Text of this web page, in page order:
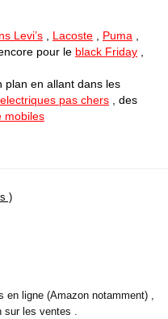
Levi’s Lacoste Puma
pour le black Friday
plan en allant dans les
pas chers , des
mobiles
)
ligne (Amazon notamment) ,
les ventes .